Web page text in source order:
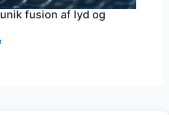
fusion af lyd og